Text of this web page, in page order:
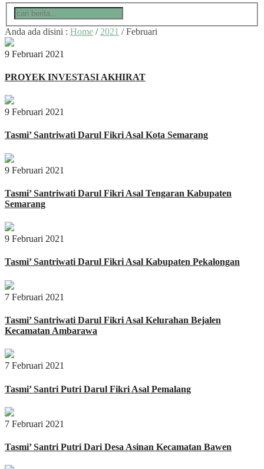
Anda ada disini : Home / 2021 /Februari
9 Februari 2021
PROYEK INVESTASI AKHIRAT
9 Februari 2021
Tasmi’ Santriwati Darul Fikri Asal Kota Semarang
9 Februari 2021
Tasmi’ Santriwati Darul Fikri Asal Tengaran Kabupaten
Semarang
9 Februari 2021
Tasmi’ Santriwati Darul Fikri Asal Kabupaten Pekalongan
7 Februari 2021
Tasmi’ Santriwati Darul Fikri Asal Kelurahan Bejalen
Kecamatan Ambarawa
7 Februari 2021
Tasmi’ Santri Putri Darul Fikri Asal Pemalang
7 Februari 2021
Tasmi’ Santri Putri Dari Desa Asinan Kecamatan Bawen